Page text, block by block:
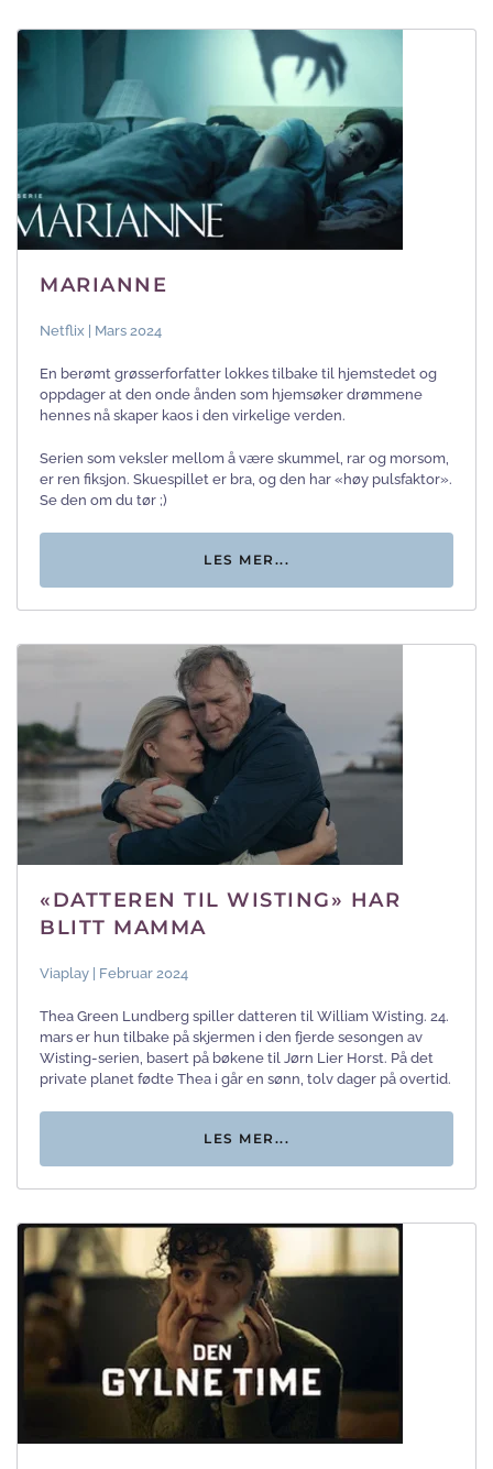
MARIANNE
Netflix | Mars 2024
En berømt grøsserforfatter lokkes tilbake til hjemstedet og
oppdager at den onde ånden som hjemsøker drømmene
hennes nå skaper kaos i den virkelige verden.
Serien som veksler mellom å være skummel, rar og morsom,
er ren fiksjon. Skuespillet er bra, og den har «høy pulsfaktor».
Se den om du tør ;)
LES MER...
«DATTEREN TIL WISTING» HAR
BLITT MAMMA
Viaplay | Februar 2024
Thea Green Lundberg spiller datteren til William Wisting. 24.
mars er hun tilbake på skjermen i den fjerde sesongen av
Wisting-serien, basert på bøkene til Jørn Lier Horst. På det
private planet fødte Thea i går en sønn, tolv dager på overtid.
LES MER...